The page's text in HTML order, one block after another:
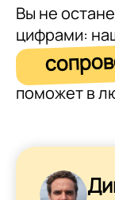
Вы не
цифрами:
поможет в